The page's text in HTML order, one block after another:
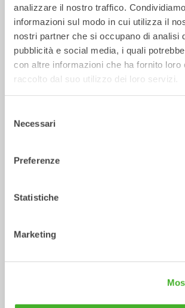
analizzare il nostro traffico.
informazioni sul modo in cui utilizza il
nostri partner che si occupano di analisi
pubblicità e social media, i quali
con altre informazioni che ha fornito loro
raccolto dal suo utilizzo dei loro servizi.
delNecessari
Preferenze
Statistiche
Marketing
Attrezzature idrauliche
/
HMK 300 LC